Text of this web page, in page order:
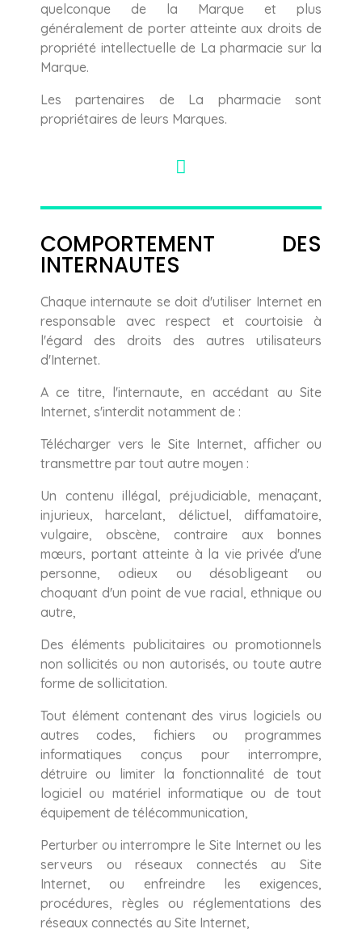
quelconque de la Marque et plus
généralement de porter atteinte aux droits de
propriété intellectuelle de La pharmacie sur la
Marque.
Les partenaires de La pharmacie sont
propriétaires de leurs Marques.
COMPORTEMENT DES
INTERNAUTES
Chaque internaute se doit d'utiliser Internet en
responsable avec respect et courtoisie à
l'égard des droits des autres utilisateurs
d'Internet.
A ce titre, l'internaute, en accédant au Site
Internet, s'interdit notamment de :
Télécharger vers le Site Internet, afficher ou
transmettre par tout autre moyen :
Un contenu illégal, préjudiciable, menaçant,
injurieux, harcelant, délictuel, diffamatoire,
vulgaire, obscène, contraire aux bonnes
mœurs, portant atteinte à la vie privée d'une
personne, odieux ou désobligeant ou
choquant d'un point de vue racial, ethnique ou
autre,
Des éléments publicitaires ou promotionnels
non sollicités ou non autorisés, ou toute autre
forme de sollicitation.
Tout élément contenant des virus logiciels ou
autres codes, fichiers ou programmes
informatiques conçus pour interrompre,
détruire ou limiter la fonctionnalité de tout
logiciel ou matériel informatique ou de tout
équipement de télécommunication,
Perturber ou interrompre le Site Internet ou les
serveurs ou réseaux connectés au Site
Internet, ou enfreindre les exigences,
procédures, règles ou réglementations des
réseaux connectés au Site Internet,